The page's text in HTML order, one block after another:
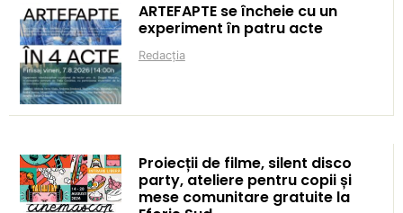
ARTEFAPTE se încheie cu un
experiment în patru acte
Redacția
Proiecții de filme, silent disco
party, ateliere pentru copii și
mese comunitare gratuite la